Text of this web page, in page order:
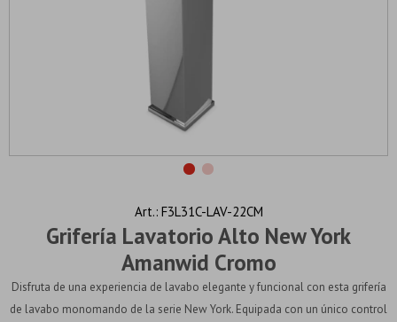
Grifería Lavatorio Alto New York
Amanwid Cromo
F3L31C-LAV-22CM
Disfruta de una experiencia de lavabo elegante y funcional con esta grifería
de lavabo monomando de la serie New York. Equipada con un único control